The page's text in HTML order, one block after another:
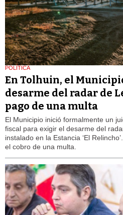
POLÍTICA
En Tolhuin, el
desarme del radar de
pago de una multa
El Municipio inició formalmente un
fiscal para exigir el desarme del
instalado en la Estancia ‘El
el cobro de una multa.